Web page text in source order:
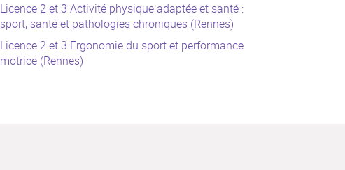
Licence 2 et 3 Activité physique adaptée et santé :
sport, santé et pathologies chroniques (Rennes)
Licence 2 et 3 Ergonomie du sport et performance
motrice (Rennes)